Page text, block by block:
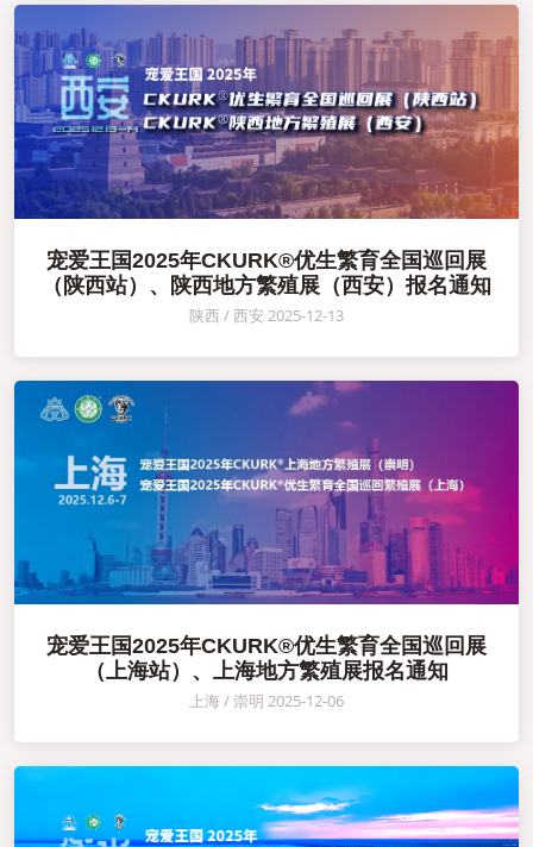
宠爱王国2025年CKURK®优生繁育全国巡回展
（陕西站）、陕西地方繁殖展（西安）报名通知
陕西 / 西安 2025-12-13
宠爱王国2025年CKURK®优生繁育全国巡回展
（上海站）、上海地方繁殖展报名通知
上海 / 崇明 2025-12-06